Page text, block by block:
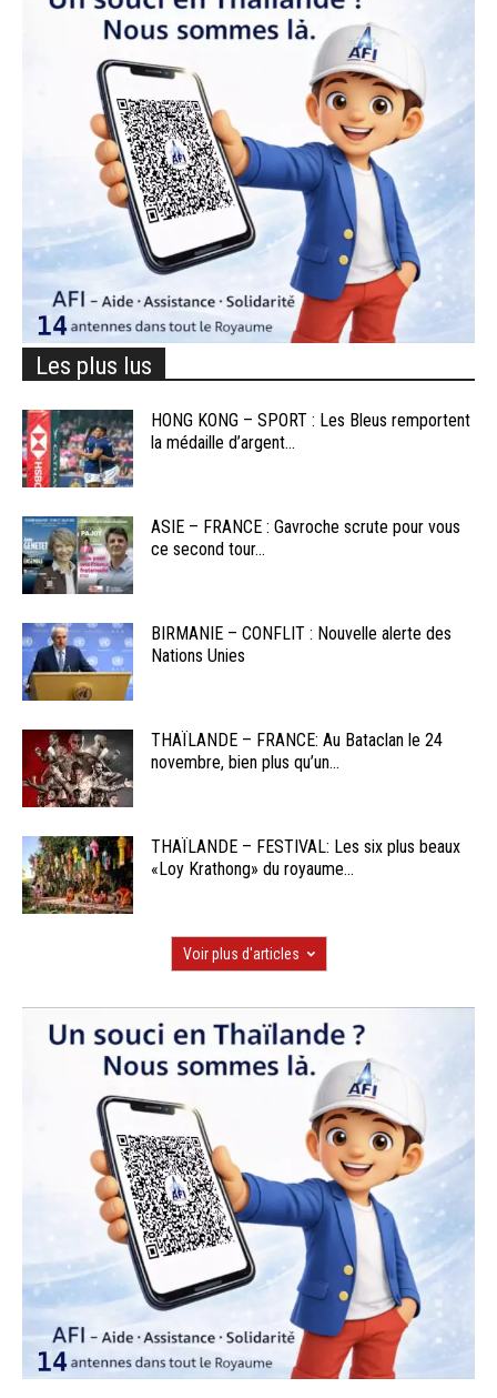
Les plus lus
HONG KONG – SPORT : Les Bleus remportent
la médaille d’argent...
ASIE – FRANCE : Gavroche scrute pour vous
ce second tour...
BIRMANIE – CONFLIT : Nouvelle alerte des
Nations Unies
THAÏLANDE – FRANCE: Au Bataclan le 24
novembre, bien plus qu’un...
THAÏLANDE – FESTIVAL: Les six plus beaux
«Loy Krathong» du royaume...
Voir plus d'articles